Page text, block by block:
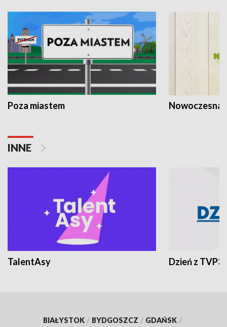
Poza miastem Nowoczesna
INNE
TalentAsy Dzień z TVP3
BIAŁYSTOK / BYDGOSZCZ / GDAŃSK /